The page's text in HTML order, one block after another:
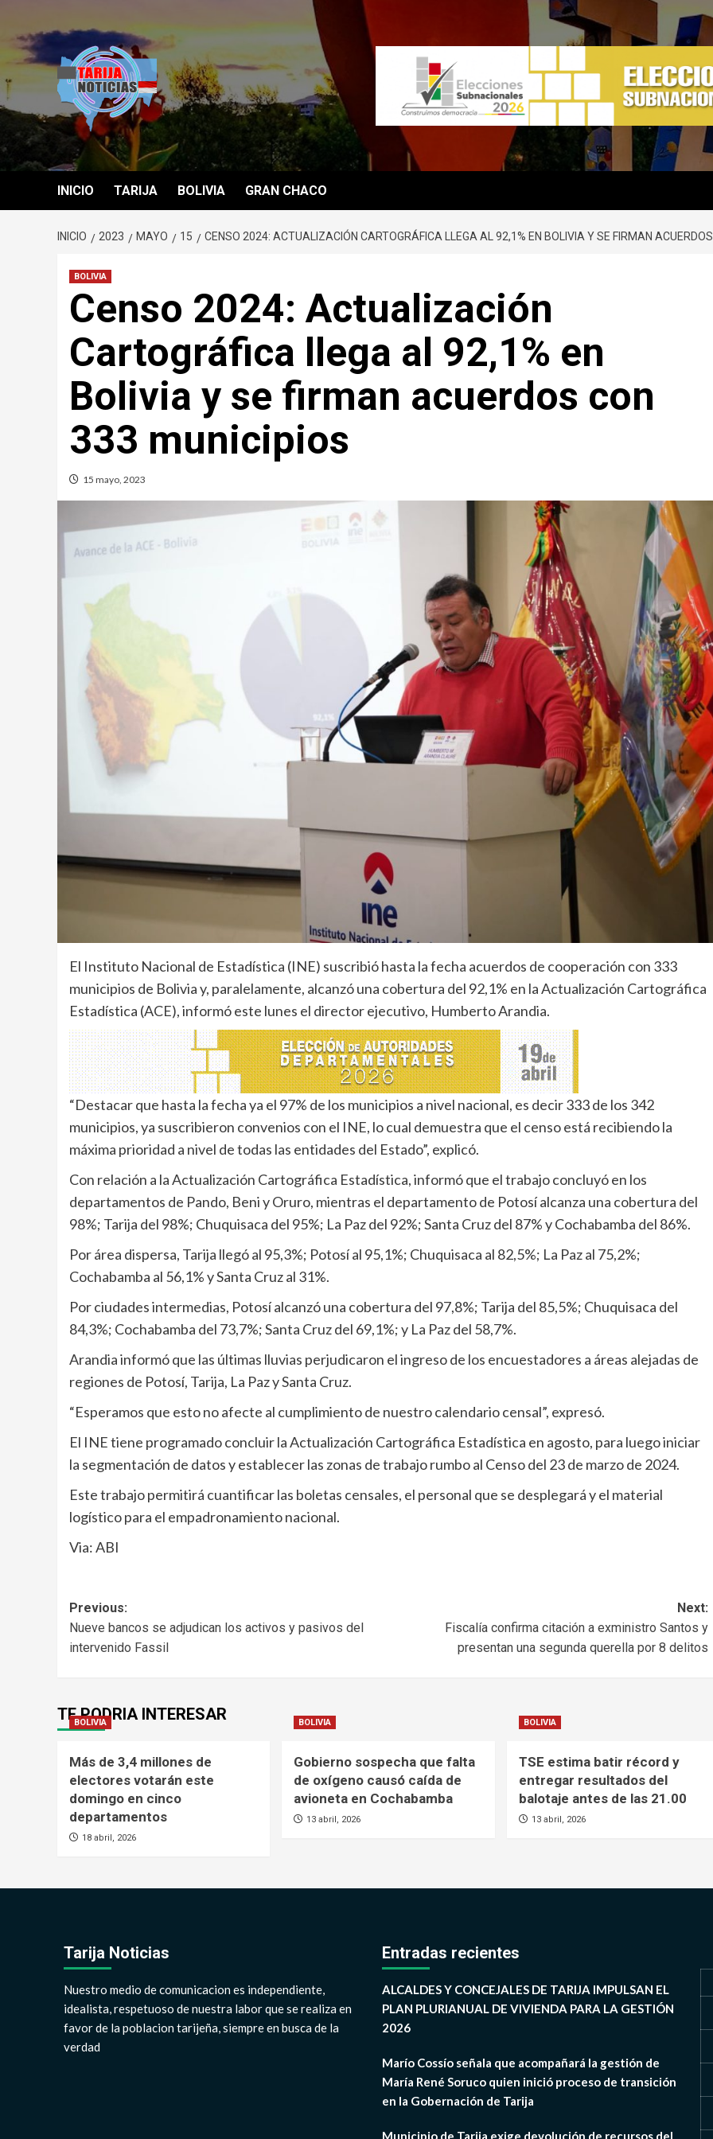
contenido
INICIO TARIJA BOLIVIA GRAN CHACO
INICIO 2023 MAYO 15 CENSO 2024: ACTUALIZACIÓN CARTOGRÁFICA LLEGA AL 92,1% EN BOLIVIA Y SE FIRMAN
BOLIVIA
Censo 2024: Actualización
Cartográfica llega al 92,1% en
Bolivia y se firman acuerdos con
333 municipios
15 mayo, 2023
El Instituto Nacional de Estadística (INE) suscribió hasta la fecha acuerdos de cooperación con 333
municipios de Bolivia y, paralelamente, alcanzó una cobertura del 92,1% en la Actualización Cartográfica
Estadística (ACE), informó este lunes el director ejecutivo, Humberto Arandia.
“Destacar que hasta la fecha ya el 97% de los municipios a nivel nacional, es decir 333 de los 342
municipios, ya suscribieron convenios con el INE, lo cual demuestra que el censo está recibiendo la
máxima prioridad a nivel de todas las entidades del Estado”, explicó.
Con relación a la Actualización Cartográfica Estadística, informó que el trabajo concluyó en los
departamentos de Pando, Beni y Oruro, mientras el departamento de Potosí alcanza una cobertura del
98%; Tarija del 98%; Chuquisaca del 95%; La Paz del 92%; Santa Cruz del 87% y Cochabamba del 86%.
Por área dispersa, Tarija llegó al 95,3%; Potosí al 95,1%; Chuquisaca al 82,5%; La Paz al 75,2%;
Cochabamba al 56,1% y Santa Cruz al 31%.
Por ciudades intermedias, Potosí alcanzó una cobertura del 97,8%; Tarija del 85,5%; Chuquisaca del
84,3%; Cochabamba del 73,7%; Santa Cruz del 69,1%; y La Paz del 58,7%.
Arandia informó que las últimas lluvias perjudicaron el ingreso de los encuestadores a áreas alejadas de
regiones de Potosí, Tarija, La Paz y Santa Cruz.
“Esperamos que esto no afecte al cumplimiento de nuestro calendario censal”, expresó.
El INE tiene programado concluir la Actualización Cartográfica Estadística en agosto, para luego iniciar
la segmentación de datos y establecer las zonas de trabajo rumbo al Censo del 23 de marzo de 2024.
Este trabajo permitirá cuantificar las boletas censales, el personal que se desplegará y el material
logístico para el empadronamiento nacional.
Via: ABI
Navegación
de
Previous:
Nueve bancos se adjudican los activos y pasivos del
intervenido Fassil
Next:
Fiscalía confirma citación a exministro Santos y
presentan una segunda querella por 8 delitos
TE PODRIA INTERESAR
BOLIVIA
Más de 3,4 millones de
electores votarán este
domingo en cinco
departamentos
18 abril, 2026
BOLIVIA
Gobierno sospecha que falta
de oxígeno causó caída de
avioneta en Cochabamba
13 abril, 2026
BOLIVIA
TSE estima batir récord y
entregar resultados del
balotaje antes de las 21.00
13 abril, 2026
Tarija Noticias
Nuestro medio de comunicacion es independiente,
idealista, respetuoso de nuestra labor que se realiza en
favor de la poblacion tarijeña, siempre en busca de la
verdad
Entradas recientes
ALCALDES Y CONCEJALES DE TARIJA IMPULSAN EL
PLAN PLURIANUAL DE VIVIENDA PARA LA GESTIÓN
2026
Marío Cossío señala que acompañará la gestión de
María René Soruco quien inició proceso de transición
en la Gobernación de Tarija
Municipio de Tarija exige devolución de recursos del